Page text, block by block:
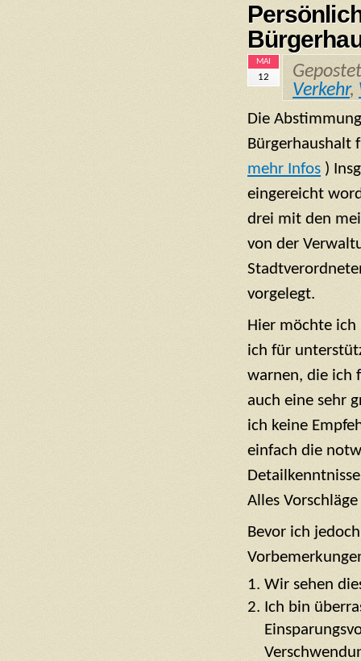
MAI
12
Verkehr,
Die
Bürgerhaushalt
mehr Infos )
eingereicht
drei mit den
von der
vorgelegt.
Hier möchte
ich für
warnen, die ich
auch eine sehr
ich keine
einfach die
Alles
Bevor ich
Wir sehen
Ich bin